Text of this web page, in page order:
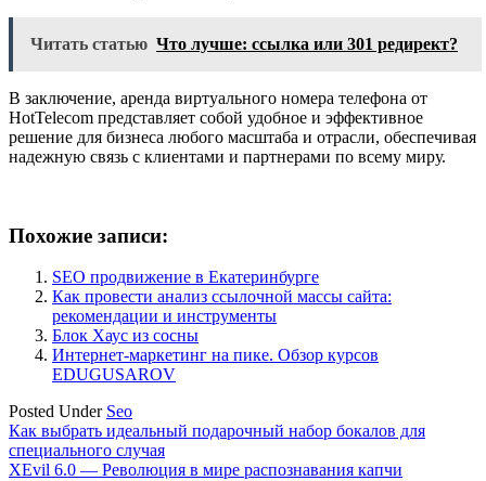
Читать статью Что лучше: ссылка или 301 редирект?
В заключение, аренда виртуального номера телефона от
HotTelecom представляет собой удобное и эффективное
решение для бизнеса любого масштаба и отрасли, обеспечивая
надежную связь с клиентами и партнерами по всему миру.
Похожие записи:
SEO продвижение в Екатеринбурге
Как провести анализ ссылочной массы сайта:
рекомендации и инструменты
Блок Хаус из сосны
Интернет-маркетинг на пике. Обзор курсов
EDUGUSAROV
Posted Under Seo
Навигация
по
Как выбрать идеальный подарочный набор бокалов для
специального случая
XEvil 6.0 — Революция в мире распознавания капчи